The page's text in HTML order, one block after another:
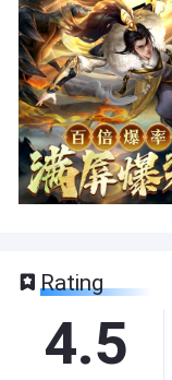
Rating
4.5